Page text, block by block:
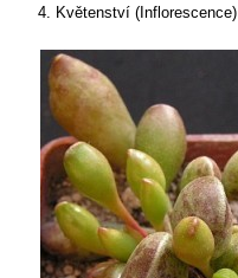
4. Květenství (Inflorescence)